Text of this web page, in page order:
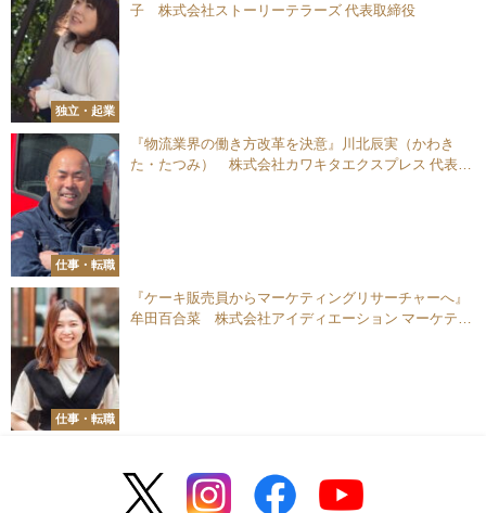
独立・起業
子 株式会社ストーリーテラーズ 代表取締役
仕事・転職
『物流業界の働き方改革を決意』川北辰実（かわき
た・たつみ） 株式会社カワキタエクスプレス 代表取
仕事・転職
『ケーキ販売員からマーケティングリサーチャーへ』
牟田百合菜 株式会社アイディエーション マーケティ